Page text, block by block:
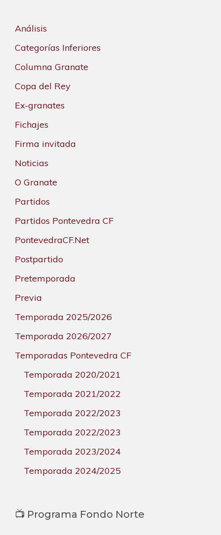
Análisis
Categorías Inferiores
Columna Granate
Copa del Rey
Ex-granates
Fichajes
Firma invitada
Noticias
O Granate
Partidos
Partidos Pontevedra CF
PontevedraCF.Net
Postpartido
Pretemporada
Previa
Temporada 2025/2026
Temporada 2026/2027
Temporadas Pontevedra CF
Temporada 2020/2021
Temporada 2021/2022
Temporada 2022/2023
Temporada 2022/2023
Temporada 2023/2024
Temporada 2024/2025
📺 Programa Fondo Norte